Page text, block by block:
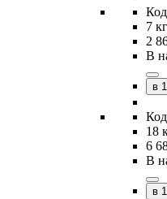
7 кг
2
В
в
18
6
В
в